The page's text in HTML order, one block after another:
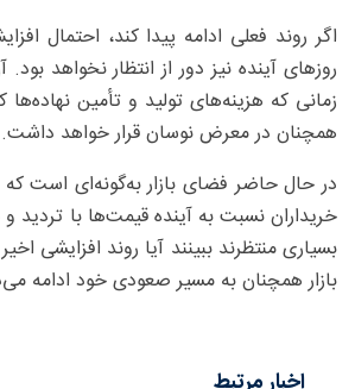
اگر روند فعلی ادامه پیدا کند، احتمال
روزهای آینده نیز دور از انتظار نخواهد
زمانی که هزینه‌های تولید و تأمین نهاده‌ها
همچنان در معرض نوسان قرار خواهد داشت.
در حال حاضر فضای بازار به‌گونه‌ای است
خریداران نسبت به آینده قیمت‌ها با تردید و
بسیاری منتظرند ببینند آیا روند افزایشی
بازار همچنان به مسیر صعودی خود ادامه